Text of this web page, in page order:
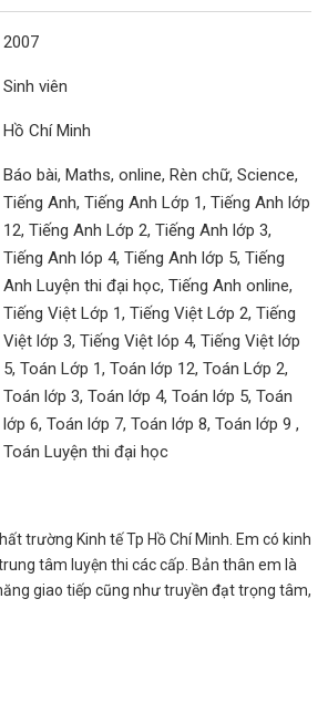
2007
Sinh viên
Hồ Chí Minh
Báo bài, Maths, online, Rèn chữ, Science,
Tiếng Anh, Tiếng Anh Lớp 1, Tiếng Anh lớp
12, Tiếng Anh Lớp 2, Tiếng Anh lớp 3,
Tiếng Anh lóp 4, Tiếng Anh lớp 5, Tiếng
Anh Luyện thi đại học, Tiếng Anh online,
Tiếng Việt Lớp 1, Tiếng Việt Lớp 2, Tiếng
Việt lớp 3, Tiếng Việt lóp 4, Tiếng Việt lớp
5, Toán Lớp 1, Toán lớp 12, Toán Lớp 2,
Toán lớp 3, Toán lớp 4, Toán lớp 5, Toán
lớp 6, Toán lớp 7, Toán lớp 8, Toán lớp 9 ,
Toán Luyện thi đại học
trường Kinh tế Tp Hồ Chí Minh. Em có kinh
tâm luyện thi các cấp. Bản thân em là
giao tiếp cũng như truyền đạt trọng tâm,